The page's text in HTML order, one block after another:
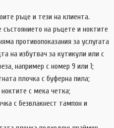
ръце и тези на клиента.
на ръцете и ноктите
противопоказания за услугата
на избутвач за кутикули или с
например с номер 9 или 1;
плочка с буферна пила;
с мека четка;
с безвлакнест тампон и